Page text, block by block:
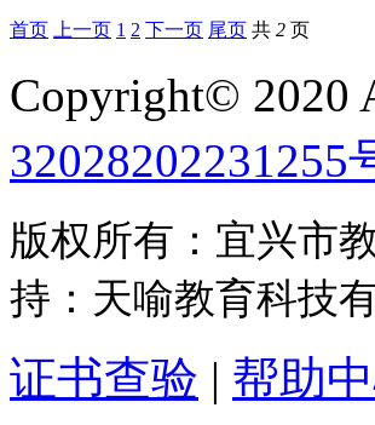
首页 上一页 1 2 下一页 尾页 共 2 页
Copyright© 2020
32028202231255
版权所有：宜兴
持：天喻教育科技
证书查验 | 帮助